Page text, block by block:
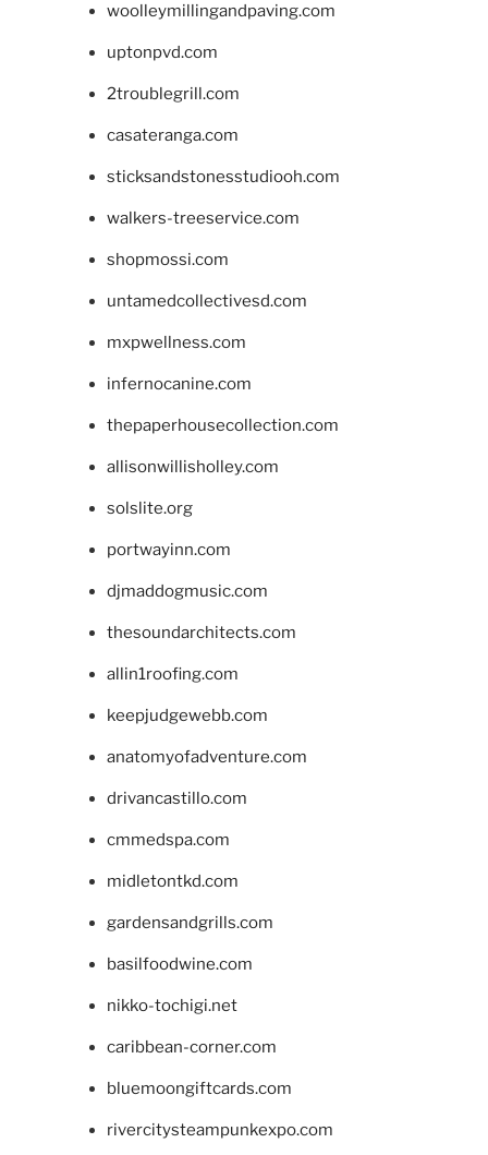
woolleymillingandpaving.com
uptonpvd.com
2troublegrill.com
casateranga.com
sticksandstonesstudiooh.com
walkers-treeservice.com
shopmossi.com
untamedcollectivesd.com
mxpwellness.com
infernocanine.com
thepaperhousecollection.com
allisonwillisholley.com
solslite.org
portwayinn.com
djmaddogmusic.com
thesoundarchitects.com
allin1roofing.com
keepjudgewebb.com
anatomyofadventure.com
drivancastillo.com
cmmedspa.com
midletontkd.com
gardensandgrills.com
basilfoodwine.com
nikko-tochigi.net
caribbean-corner.com
bluemoongiftcards.com
rivercitysteampunkexpo.com